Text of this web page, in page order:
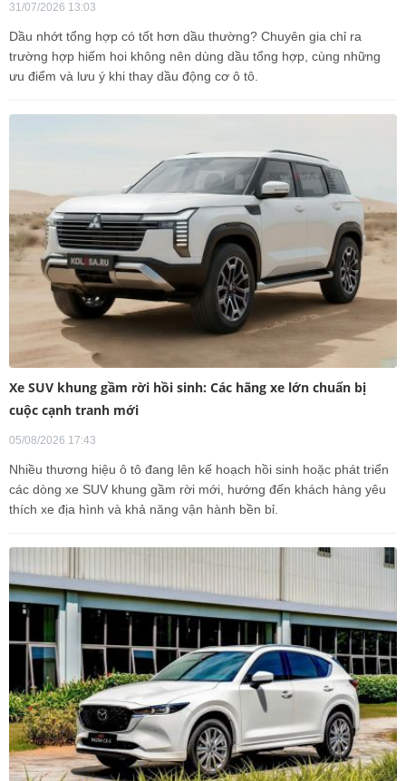
31/07/2026 13:03
Dầu nhớt tổng hợp có tốt hơn dầu thường? Chuyên gia chỉ ra
trường hợp hiếm hoi không nên dùng dầu tổng hợp, cùng những
ưu điểm và lưu ý khi thay dầu động cơ ô tô.
Xe SUV khung gầm rời hồi sinh: Các hãng xe lớn chuẩn bị
cuộc cạnh tranh mới
05/08/2026 17:43
Nhiều thương hiệu ô tô đang lên kế hoạch hồi sinh hoặc phát triển
các dòng xe SUV khung gầm rời mới, hướng đến khách hàng yêu
thích xe địa hình và khả năng vận hành bền bỉ.